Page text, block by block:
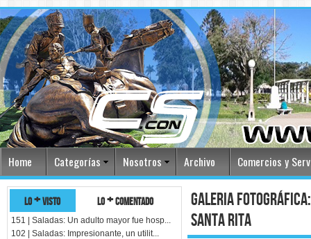
Home Categorías Nosotros Archivo Comercios y
lo + visto lo + comentado
151 | Saladas: Un adulto mayor fue hosp...
102 | Saladas: Impresionante, un utilit...
galeria fotográfica:
santa rita